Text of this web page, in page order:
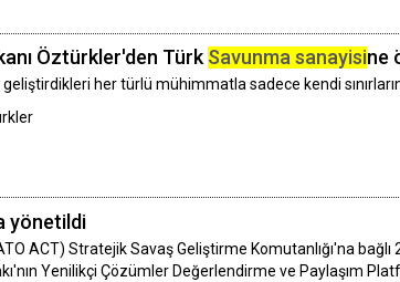
Öztürkler'den Türk Savunma sanayisine
her türlü mühimmatla sadece kendi
yönetildi
ACT) Stratejik Savaş Geliştirme Komutanlığı'na
Yenilikçi Çözümler Değerlendirme ve Paylaşım